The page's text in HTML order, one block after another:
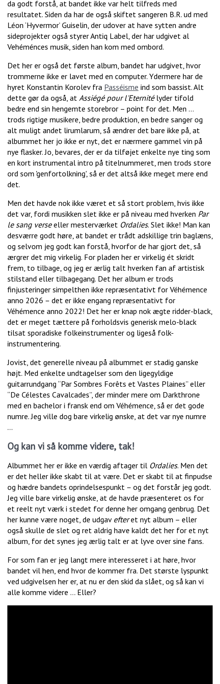
da godt forstå, at bandet ikke var helt tilfreds med
resultatet. Siden da har de også skiftet sangeren B.R. ud med
Léon ‘Hyvermor’ Guiselin, der udover at have sytten andre
sideprojekter også styrer Antiq Label, der har udgivet al
Vehéménces musik, siden han kom med ombord.
Det her er også det første album, bandet har udgivet, hvor
trommerne ikke er lavet med en computer. Ydermere har de
hyret Konstantin Korolev fra Passéisme ind som bassist. Alt
dette gør da også, at Assiégé pour l'Eternité lyder tifold
bedre end sin hengemte storebror – point for det. Men …
trods rigtige musikere, bedre produktion, en bedre sanger og
alt muligt andet lirumlarum, så ændrer det bare ikke på, at
albummet her jo ikke er nyt, det er nærmere gammel vin på
nye flasker. Jo, bevares, der er da tilføjet enkelte nye ting som
en kort instrumental intro på titelnummeret, men trods store
ord som 'genfortolkning', så er det altså ikke meget mere end
det.
Men det havde nok ikke været et så stort problem, hvis ikke
det var, fordi musikken slet ikke er på niveau med hverken Par
le sang verseeller mesterværket Ordalies. Slet ikke! Man kan
desværre godt høre, at bandet er trådt adskillige trin baglæns,
og selvom jeg godt kan forstå, hvorfor de har gjort det, så
ærgrer det mig virkelig. For pladen her er virkelig ét skridt
frem, to tilbage, og jeg er ærlig talt hverken fan af artistisk
stilstand eller tilbagegang. Det her album er trods
finjusteringer simpelthen ikke repræsentativt for Véhémence
anno 2026 – det er ikke engang repræsentativt for
Véhémence anno 2022! Det her er knap nok ægte ridder-black,
det er meget tættere på forholdsvis generisk melo-black
tilsat sporadiske folkeinstrumenter og ligeså folk-
instrumentering.
Jovist, det generelle niveau på albummet er stadig ganske
højt. Med enkelte undtagelser som den ligegyldige
guitarrundgang “Par Sombres Forêts et Vastes Plaines” eller
“De Célestes Cavalcades”, der minder mere om Darkthrone
med en bachelor i fransk end om Véhémence, så er det gode
numre. Jeg ville dog bare virkelig ønske, at det var nye numre
…
Og kan vi så komme videre, tak!
Albummet her er ikke en værdig aftager til Ordalies. Men det
er det heller ikke skabt til at være. Det er skabt til at finpudse
og hædre bandets oprindelsespunkt – og det forstår jeg godt.
Jeg ville bare virkelig ønske, at de havde præsenteret os for
et reelt nyt værk i stedet for denne her omgang genbrug. Det
her kunne være noget, de udgav efteret nyt album – eller
også skulle de slet og ret aldrig have kaldt det her for et nyt
album, for det synes jeg ærlig talt er at lyve over sine fans.
For som fan er jeg langt mere interesseret i at høre, hvor
bandet vil hen, end hvor de kommer fra. Det største lyspunkt
ved udgivelsen her er, at nu er den skid da slået, og så kan vi
alle komme videre … Eller?